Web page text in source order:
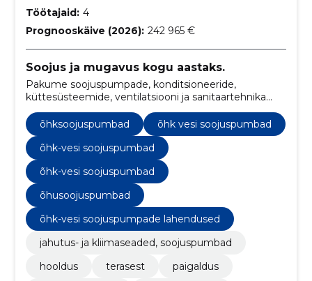
Töötajaid: 4
Prognooskäive (2026): 242 965 €
Soojus ja mugavus kogu aastaks.
Pakume soojuspumpade, konditsioneeride,
küttesüsteemide, ventilatsiooni ja sanitaartehnika
toodete müüki, paigaldust ja hooldust.
õhksoojuspumbad
õhk vesi soojuspumbad
õhk-vesi soojuspumbad
õhk-vesi soojuspumbad
õhusoojuspumbad
õhk-vesi soojuspumpade lahendused
jahutus- ja kliimaseaded, soojuspumbad
hooldus
terasest
paigaldus